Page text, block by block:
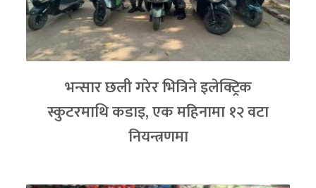
भन्सार छली गरेर भित्रिने इलेक्ट्रिक
स्कुटरमाथि कडाइ, एक महिनामा १२ वटा
नियन्त्रणमा